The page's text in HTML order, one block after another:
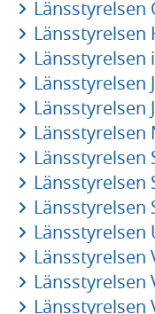
Länsstyrelsen
Länsstyrelsen
Länsstyrelsen
Länsstyrelsen
Länsstyrelsen
Länsstyrelsen
Länsstyrelsen
Länsstyrelsen
Länsstyrelsen
Länsstyrelsen
Länsstyrelsen
Länsstyrelsen
Länsstyrelsen